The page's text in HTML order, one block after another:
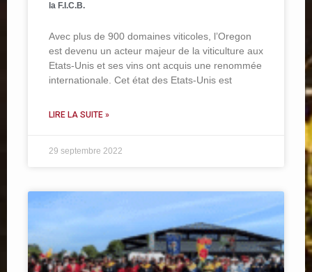
la F.I.C.B.
Avec plus de 900 domaines viticoles, l’Oregon
est devenu un acteur majeur de la viticulture aux
Etats-Unis et ses vins ont acquis une renommée
internationale. Cet état des Etats-Unis est
LIRE LA SUITE »
29 septembre 2022